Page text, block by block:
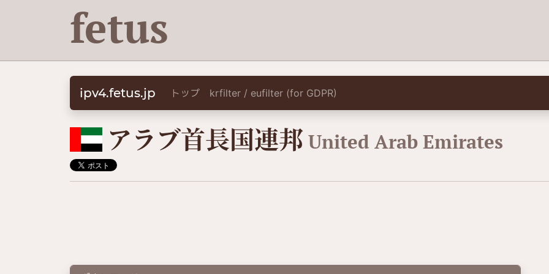
fetus
ipv4.fetus.jp トップ krfilter / eufilter (for GDPR)
🇦🇪 アラブ首長国連邦 United Arab Emirates